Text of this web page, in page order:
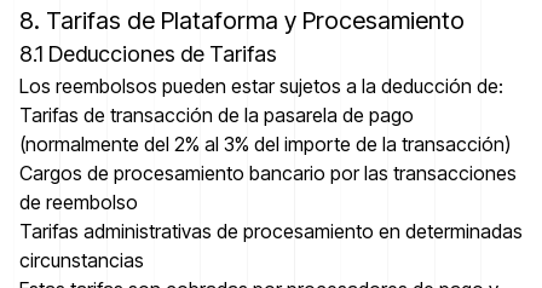
8. Tarifas de Plataforma y Procesamiento
8.1 Deducciones de Tarifas
Los reembolsos pueden estar sujetos a la deducción de:
Tarifas de transacción de la pasarela de pago
(normalmente del 2% al 3% del importe de la transacción)
Cargos de procesamiento bancario por las transacciones
de reembolso
Tarifas administrativas de procesamiento en determinadas
circunstancias